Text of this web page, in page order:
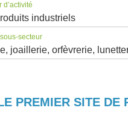
d’activité
industriels
secteur
joaillerie, orfèvrerie,
PREMIER SITE DE